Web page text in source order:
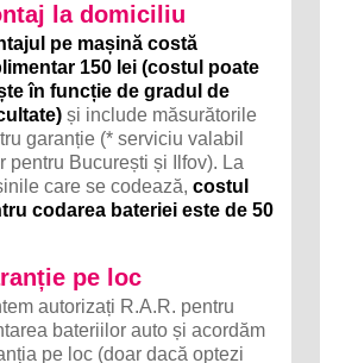
la domiciliu
pe mașină costă
150 lei (costul poate
în funcție de gradul de
și include măsurătorile
garanție (* serviciu valabil
pentru București și Ilfov). La
care se codează,costul
codarea bateriei este de 50
pe loc
autorizați R.A.R. pentru
bateriilor auto și acordăm
pe loc (doar dacă optezi